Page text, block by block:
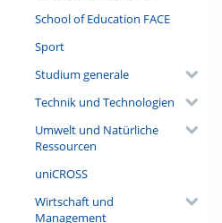
School of Education FACE
Sport
Studium generale
Technik und Technologien
Umwelt und Natürliche
Ressourcen
uniCROSS
Wirtschaft und
Management